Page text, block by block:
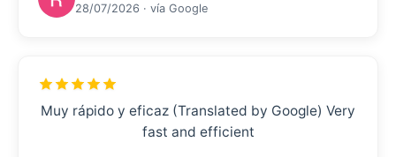
28/07/2026 · vía Google
Muy rápido y eficaz (Translated by Google) Very
fast and efficient